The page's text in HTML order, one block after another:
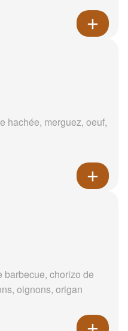
hachée, merguez, oeuf,
barbecue, chorizo de
oignons, origan